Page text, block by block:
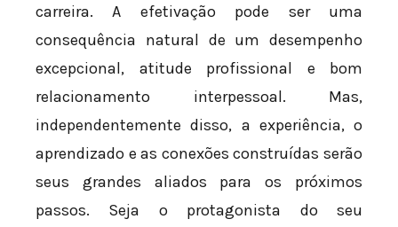
carreira. A efetivação pode ser uma
consequência natural de um desempenho
excepcional, atitude profissional e bom
relacionamento interpessoal. Mas,
independentemente disso, a experiência, o
aprendizado e as conexões construídas serão
seus grandes aliados para os próximos
passos. Seja o protagonista do seu